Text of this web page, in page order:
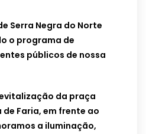
Serra Negra do Norte
o programa de
públicos de nossa
da praça
Faria, em frente ao
a iluminação,